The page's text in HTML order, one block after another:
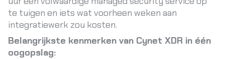
te tuigen en iets wat voorheen weken aan
integratiewerk zou kosten.
Belangrijkste kenmerken van Cynet XDR in één
oogopslag: